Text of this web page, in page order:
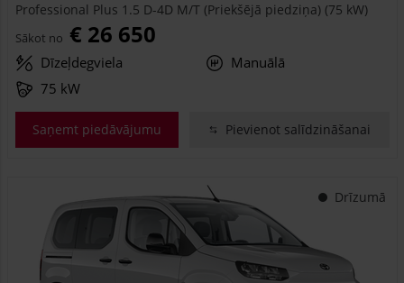
Professional Plus 1.5 D-4D M/T (Priekšējā piedziņa) (75 kW)
Sākot no € 26 650
Dīzeļdegviela
Manuālā
75 kW
Saņemt piedāvājumu Pievienot salīdzināšanai
Drīzumā